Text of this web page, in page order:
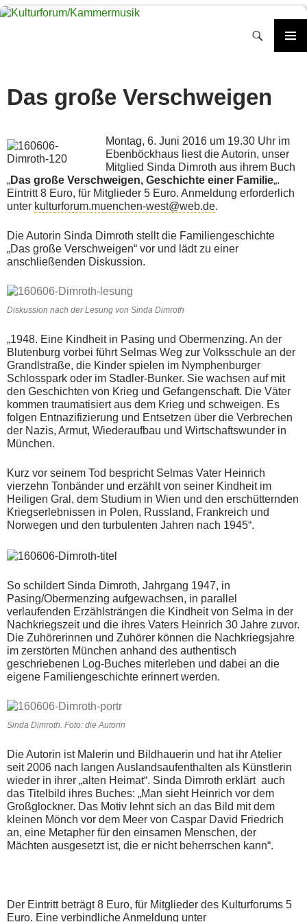
Zum
Das große Verschweigen
Montag, 6. Juni 2016 um 19.30 Uhr im
Ebenböckhaus liest die Autorin, unser
Mitglied Sinda Dimroth aus ihrem Buch
„Das große Verschweigen, Geschichte einer Familie„.
Eintritt 8 Euro, für Mitglieder 5 Euro. Anmeldung erforderlich
unter kulturforum.muenchen-west@web.de.
Die Autorin Sinda Dimroth stellt die Familiengeschichte
„Das große Verschweigen“ vor und lädt zu einer
anschließenden Diskussion.
Diskussion nach der Lesung von Sinda Dimroth
„1948. Eine Kindheit in Pasing und Obermenzing. An der
Blutenburg vorbei führt Selmas Weg zur Volksschule an der
Grandlstraße, die Kinder spielen im Nymphenburger
Schlosspark oder im Stadler-Bunker. Sie wachsen auf mit
den Geschichten von Krieg und Gefangenschaft. Die Väter
kommen traumatisiert aus dem Krieg und schweigen. Es
folgen Entnazifizierung und Entsetzen über die Verbrechen
der Nazis, Armut, Wiederaufbau und Wirtschaftswunder in
München.
Kurz vor seinem Tod bespricht Selmas Vater Heinrich
vierzehn Tonbänder und erzählt von seiner Kindheit im
Heiligen Gral, dem Studium in Wien und den erschütternden
Kriegserlebnissen in Polen, Russland, Frankreich und
Norwegen und den turbulenten Jahren nach 1945“.
So schildert Sinda Dimroth, Jahrgang 1947, in
Pasing/Obermenzing aufgewachsen, in parallel
verlaufenden Erzählsträngen die Kindheit von Selma in der
Nachkriegszeit und die ihres Vaters Heinrich 30 Jahre zuvor.
Die Zuhörerinnen und Zuhörer können die Nachkriegsjahre
im zerstörten München anhand des authentisch
geschriebenen Log-Buches miterleben und dabei an die
eigene Familiengeschichte erinnert werden.
Sinda Dimroth. Foto: die Autorin
Die Autorin ist Malerin und Bildhauerin und hat ihr Atelier
seit 2006 nach langen Auslandsaufenthalten als Künstlerin
wieder in ihrer „alten Heimat“. Sinda Dimroth erklärt auch
das Titelbild ihres Buches: „Man sieht Heinrich vor dem
Großglockner. Das Motiv lehnt sich an das Bild mit dem
kleinen Mönch vor dem Meer von Caspar David Friedrich
an, eine Metapher für den einsamen Menschen, der
Mächten ausgesetzt ist, die er nicht beherrschen kann“.
Der Eintritt beträgt 8 Euro, für Mitglieder des Kulturforums 5
Euro. Eine verbindliche Anmeldung unter